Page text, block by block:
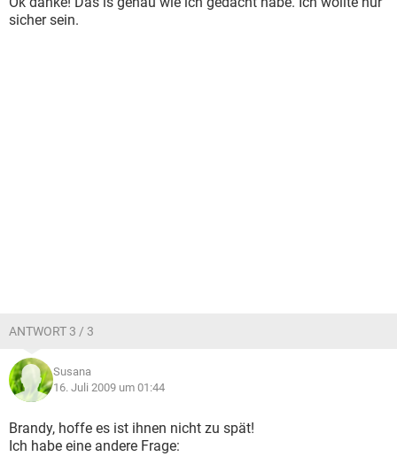
sicher sein.
ANTWORT 3 / 3
Susana
16. Juli 2009 um 01:44
Brandy, hoffe es ist ihnen nicht zu spät!
Ich habe eine andere Frage: